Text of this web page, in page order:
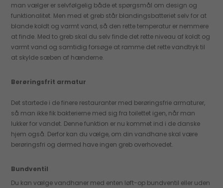
man vælger er selvfølgelig både et spørgsmål om design og
funktionalitet. Men med et greb står blandingsbatteriet selv for at
blande koldt og varmt vand, så den rette temperatur er nemmere
at finde. Med to greb skal du selv finde det rette niveau af koldt og
varmt vand og samtidig forsøge at ramme det rette vandtryk til
at skylde sæben af hænderne.
Berøringsfrit armatur
Det startede i de finere restauranter med berøringsfrie armaturer,
så man ikke fik bakterierne med sig fra toilettet igen, når man
lukker for vandet. Denne funktion er nu kommet ind i de danske
hjem også. Derfor kan du vælge, om din vandhane skal være
berøringsfri og dermed have ingen greb overhovedet.
Bundventil
Du kan vælge vandhaner med enten løft-op bundventil eller uden